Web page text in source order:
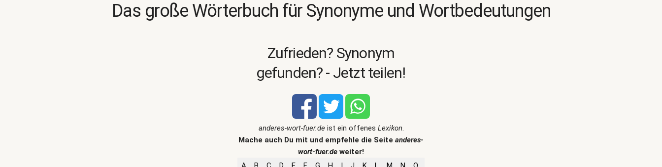
Das große Wörterbuch für Synonyme und Wortbedeutungen
Zufrieden? Synonym
gefunden? - Jetzt teilen!
anderes-wort-fuer.deist ein offenes Lexikon.
Mache auch Du mit und empfehle die Seite anderes-
wort-fuer.de weiter!